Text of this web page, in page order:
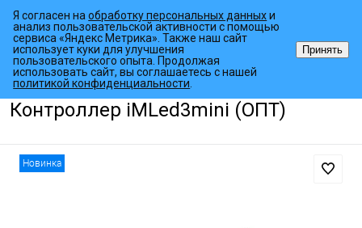
Главная страница • Каталог товаров • Контроллеры
Контроллер iMLed3mini (ОПТ)
Новинка
Я согласен наобработку персональных данныхи
анализ пользовательской активности с помощью
сервиса «Яндекс Метрика». Также наш сайт
использует куки для улучшения
пользовательского опыта. Продолжая
использовать сайт, вы соглашаетесь с нашей
политикой конфиденциальности
Принять